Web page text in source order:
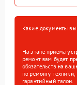
Какие документы вы
На этапе приема
ремонт вам будет
обязательств на
по ремонту
гарантийный талон.